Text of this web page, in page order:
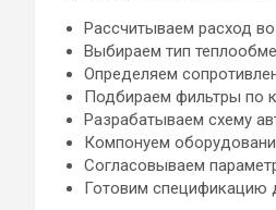
Рассчитываем расход
Выбираем тип
Определяем
Подбираем фильтры по
Разрабатываем схему
Компонуем
Согласовываем
Готовим спецификацию